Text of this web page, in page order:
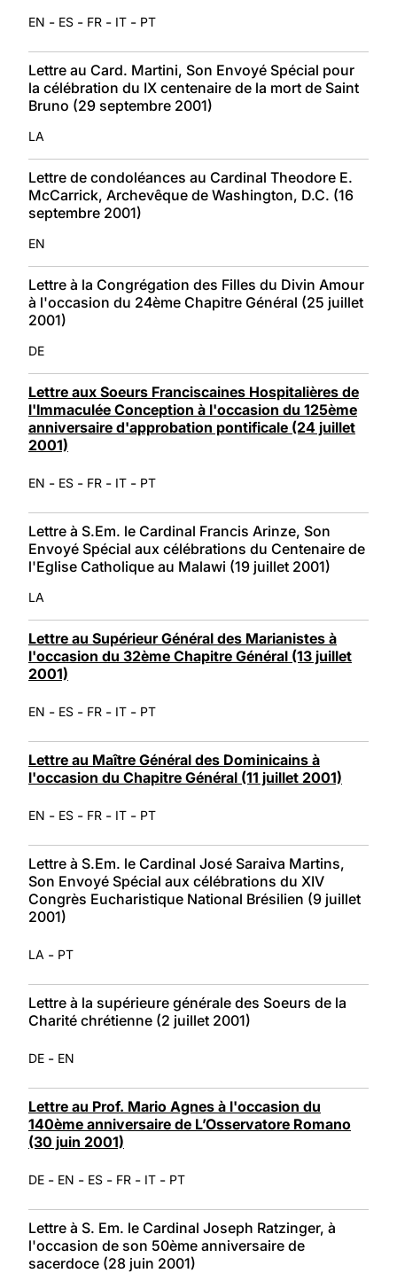
EN - ES - FR - IT - PT
Lettre au Card. Martini, Son Envoyé Spécial pour
la célébration du IX centenaire de la mort de Saint
Bruno (29 septembre 2001)
LA
Lettre de condoléances au Cardinal Theodore E.
McCarrick, Archevêque de Washington, D.C. (16
septembre 2001)
EN
Lettre à la Congrégation des Filles du Divin Amour
à l'occasion du 24ème Chapitre Général (25 juillet
2001)
DE
Lettre aux Soeurs Franciscaines Hospitalières de
l'Immaculée Conception à l'occasion du 125ème
anniversaire d'approbation pontificale (24 juillet
2001)
EN - ES - FR - IT - PT
Lettre à S.Em. le Cardinal Francis Arinze, Son
Envoyé Spécial aux célébrations du Centenaire de
l'Eglise Catholique au Malawi (19 juillet 2001)
LA
Lettre au Supérieur Général des Marianistes à
l'occasion du 32ème Chapitre Général (13 juillet
2001)
EN - ES - FR - IT - PT
Lettre au Maître Général des Dominicains à
l'occasion du Chapitre Général (11 juillet 2001)
EN - ES - FR - IT - PT
Lettre à S.Em. le Cardinal José Saraiva Martins,
Son Envoyé Spécial aux célébrations du XIV
Congrès Eucharistique National Brésilien (9 juillet
2001)
LA - PT
Lettre à la supérieure générale des Soeurs de la
Charité chrétienne (2 juillet 2001)
DE - EN
Lettre au Prof. Mario Agnes à l'occasion du
140ème anniversaire de L’Osservatore Romano
(30 juin 2001)
DE - EN - ES - FR - IT - PT
Lettre à S. Em. le Cardinal Joseph Ratzinger, à
l'occasion de son 50ème anniversaire de
sacerdoce (28 juin 2001)